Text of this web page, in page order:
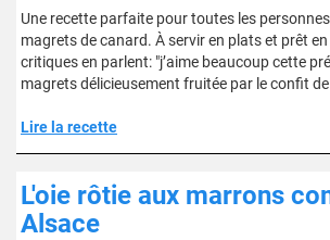
Une recette parfaite pour toutes les
magrets de canard. À servir en plats et prêt
critiques en parlent: "j’aime beaucoup cette
magrets délicieusement fruitée par le confit
Lire la recette
L'oie rôtie aux marrons
Alsace